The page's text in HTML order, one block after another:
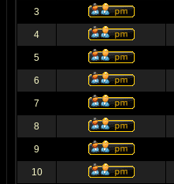
3
4
5
6
7
8
9
10